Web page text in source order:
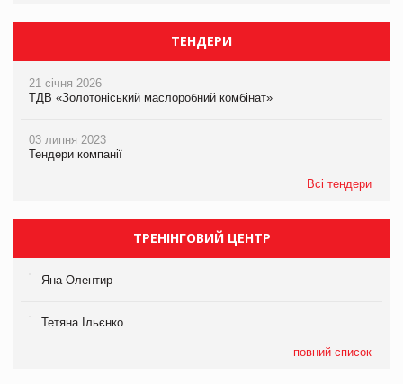
ТЕНДЕРИ
21 січня 2026
ТДВ «Золотоніський маслоробний комбінат»
03 липня 2023
Тендери компанії
Всі тендери
ТРЕНІНГОВИЙ ЦЕНТР
Яна Олентир
Тетяна Ільєнко
повний список